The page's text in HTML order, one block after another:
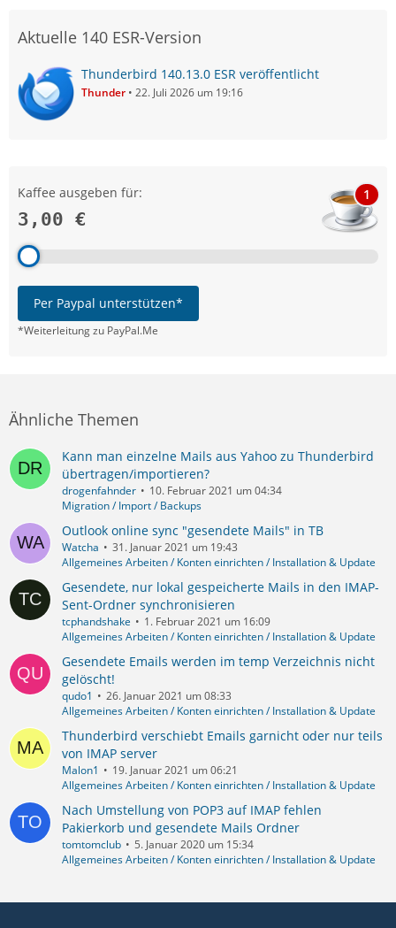
Aktuelle 140 ESR-Version
Thunderbird 140.13.0 ESR veröffentlicht
Thunder 22. Juli 2026 um 19:16
Kaffee ausgeben für:
3,00 €
1
Per Paypal unterstützen*
*Weiterleitung zu PayPal.Me
Ähnliche Themen
Kann man einzelne Mails aus Yahoo zu Thunderbird
übertragen/importieren?
drogenfahnder
10. Februar 2021 um 04:34
Migration / Import / Backups
Outlook online sync "gesendete Mails" in TB
Watcha
31. Januar 2021 um 19:43
Allgemeines Arbeiten / Konten einrichten / Installation & Update
Gesendete, nur lokal gespeicherte Mails in den IMAP-
Sent-Ordner synchronisieren
tcphandshake
1. Februar 2021 um 16:09
Allgemeines Arbeiten / Konten einrichten / Installation & Update
Gesendete Emails werden im temp Verzeichnis nicht
gelöscht!
qudo1
26. Januar 2021 um 08:33
Allgemeines Arbeiten / Konten einrichten / Installation & Update
Thunderbird verschiebt Emails garnicht oder nur teils
von IMAP server
Malon1
19. Januar 2021 um 06:21
Allgemeines Arbeiten / Konten einrichten / Installation & Update
Nach Umstellung von POP3 auf IMAP fehlen
Pakierkorb und gesendete Mails Ordner
tomtomclub
5. Januar 2020 um 15:34
Allgemeines Arbeiten / Konten einrichten / Installation & Update